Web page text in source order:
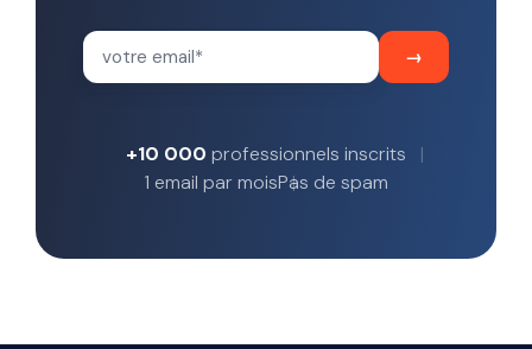
+10 000 professionnels inscrits
1 email par moisPas de spam